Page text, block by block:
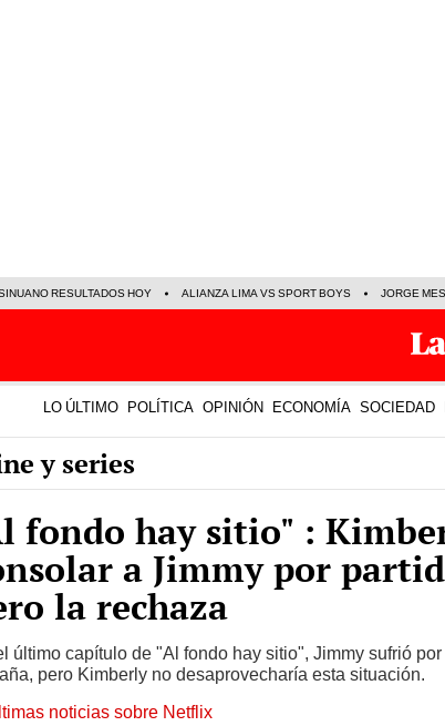
RESULTADOS HOY ALIANZA LIMA VS SPORT BOYS JORGE
LO ÚLTIMO POLÍTICA OPINIÓN ECONOMÍA SOCIEDAD
y series
fondo hay sitio" :
a Jimmy por
la rechaza
último capítulo de "Al fondo hay sitio", Jimmy sufrió
pero Kimberly no desaprovecharía esta situación.
noticias sobre Netflix